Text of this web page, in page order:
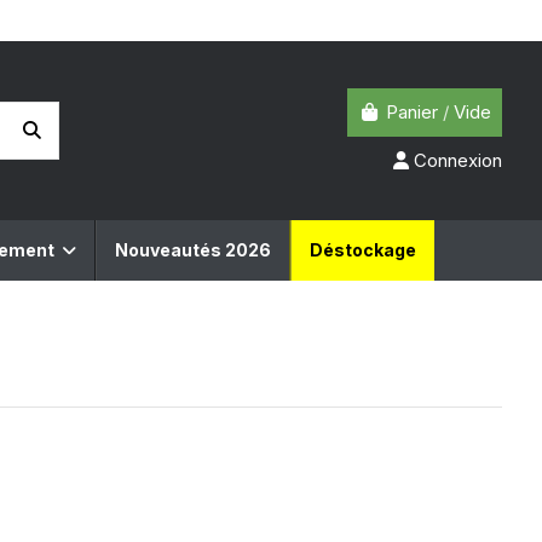
Panier / Vide
Connexion
Nouveautés 2026 Déstockage